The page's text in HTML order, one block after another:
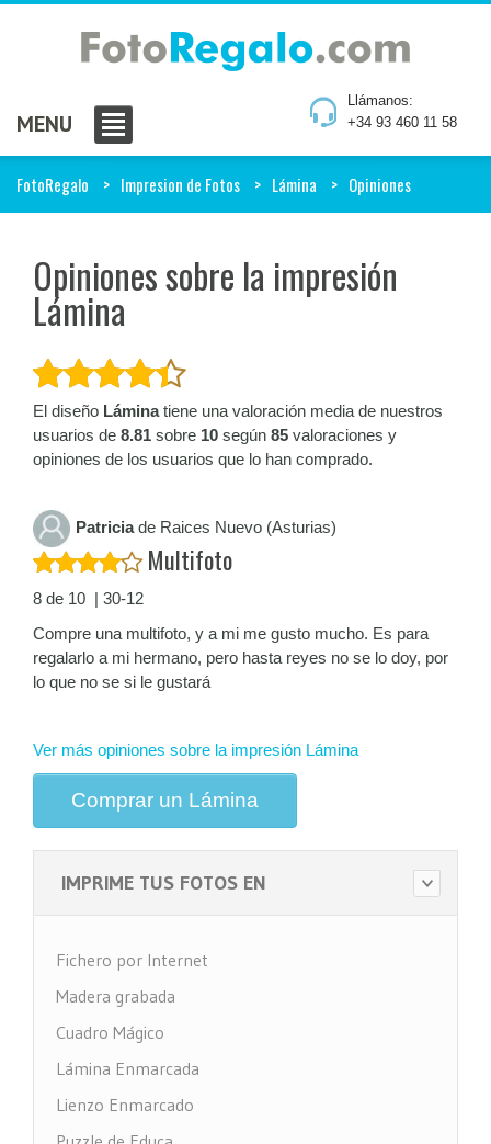
Llámanos:
+34 93 460 11 58
MENU
FotoRegalo Impresion de Fotos Lámina Opiniones
Opiniones sobre la impresión
Lámina
El diseño Láminatiene una valoración media de nuestros
usuarios de 8.81 sobre 10 según 85 valoraciones y
opiniones de los usuarios que lo han comprado.
Patriciade Raices Nuevo (Asturias)
Multifoto
8 de 10 | 30-12
Compre una multifoto, y a mi me gusto mucho. Es para
regalarlo a mi hermano, pero hasta reyes no se lo doy, por
lo que no se si le gustará
Ver más opiniones sobre la impresión Lámina
Comprar un Lámina
IMPRIME TUS FOTOS EN
Fichero por Internet
Madera grabada
Cuadro Mágico
Lámina Enmarcada
Lienzo Enmarcado